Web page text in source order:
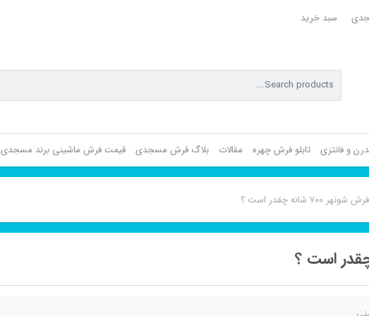
سبد خرید
و فانتزی تابلو فرش چهره مقالات بلاگ فرش مسجدی قیمت فرش ماشینی برند مسجدی
۷۰۰ شانه چقدر است ؟